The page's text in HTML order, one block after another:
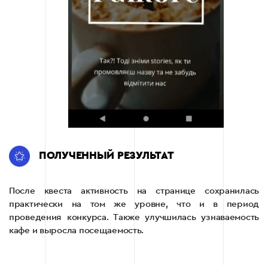
ПОЛУЧЕННЫЙ РЕЗУЛЬТАТ
После квеста активность на странице сохранилась
практически на том же уровне, что и в период
проведения конкурса. Также улучшилась узнаваемость
кафе и выросла посещаемость.